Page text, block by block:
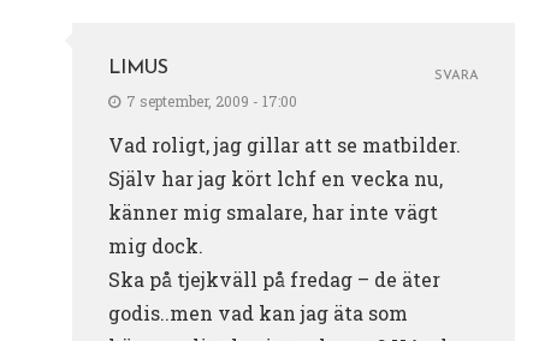
LIMUS
7 september, 2009 - 17:00
Vad roligt, jag gillar att se matbilder.
Själv har jag kört lchf en vecka nu,
känner mig smalare, har inte vägt
mig dock.
Ska på tjejkväll på fredag – de äter
godis..men vad kan jag äta som
SVARA